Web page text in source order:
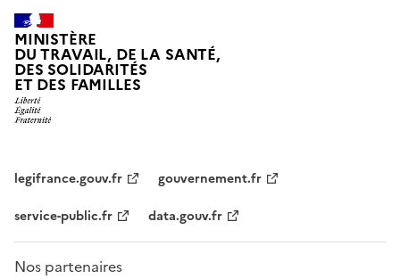
MINISTÈRE
DU TRAVAIL, DE LA SANTÉ,
DES SOLIDARITÉS
ET DES FAMILLES
legifrance.gouv.fr
gouvernement.fr
service-public.fr
data.gouv.fr
Nos partenaires